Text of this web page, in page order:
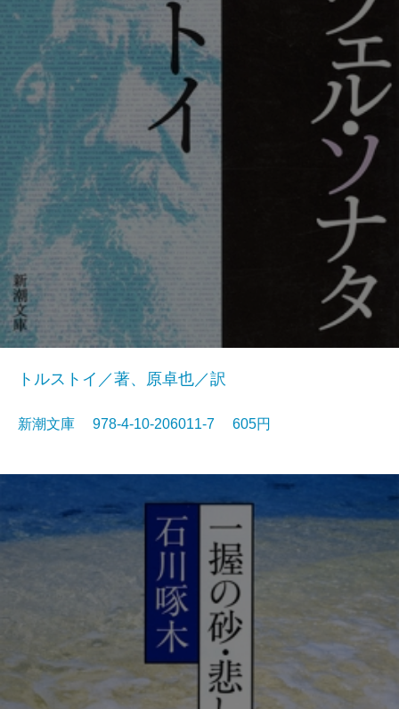
トルストイ／著、原卓也／訳
新潮文庫 978-4-10-206011-7 605円